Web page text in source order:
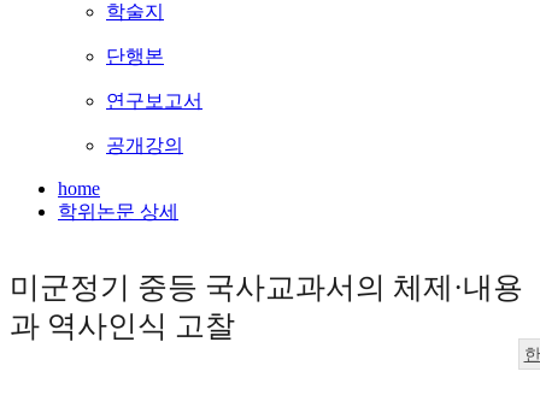
학술지
단행본
연구보고서
공개강의
home
학위논문 상세
미군정기 중등 국사교과서의 체제·내용
과 역사인식 고찰